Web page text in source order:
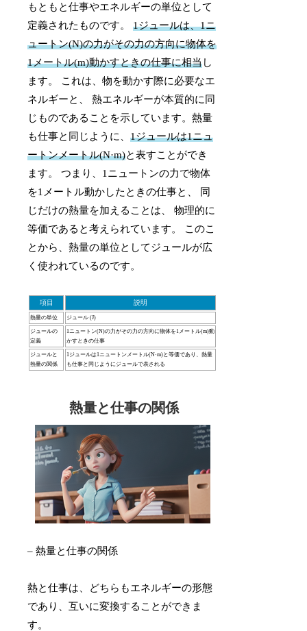
もともと仕事やエネルギーの単位として
定義されたものです。1ジュールは、1ニ
ュートン(N)の力がその力の方向に物体を
1メートル(m)動かすときの仕事に相当し
ます。 これは、物を動かす際に必要なエ
ネルギーと、 熱エネルギーが本質的に同
じものであることを示しています。熱量
も仕事と同じように、1ジュールは1ニュ
ートンメートル(N·m)と表すことができ
ます。 つまり、1ニュートンの力で物体
を1メートル動かしたときの仕事と、 同
じだけの熱量を加えることは、 物理的に
等価であると考えられています。 このこ
とから、熱量の単位としてジュールが広
く使われているのです。
項目 説明
熱量の単位 ジュール (J)
ジュールの
定義
1ニュートン(N)の力がその力の方向に物体を1メートル(m)動
かすときの仕事
ジュールと
熱量の関係
1ジュールは1ニュートンメートル(N·m)と等価であり、熱量
も仕事と同じようにジュールで表される
熱量と仕事の関係
– 熱量と仕事の関係
熱と仕事は、どちらもエネルギーの形態
であり、互いに変換することができま
す。